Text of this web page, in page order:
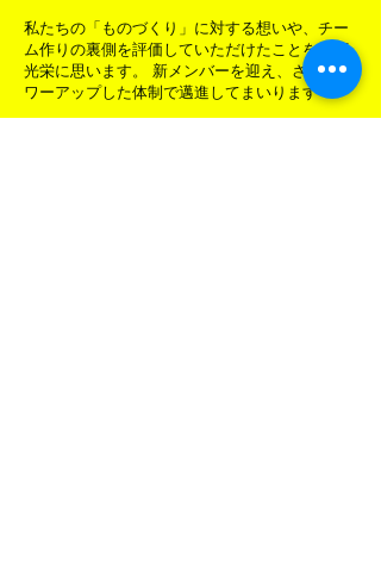
私たちの「ものづくり」に対する想いや、チー
ム作りの裏側を評価していただけたことを大変
光栄に思います。 新メンバーを迎え、さらにパ
ワーアップした体制で邁進してまいります！